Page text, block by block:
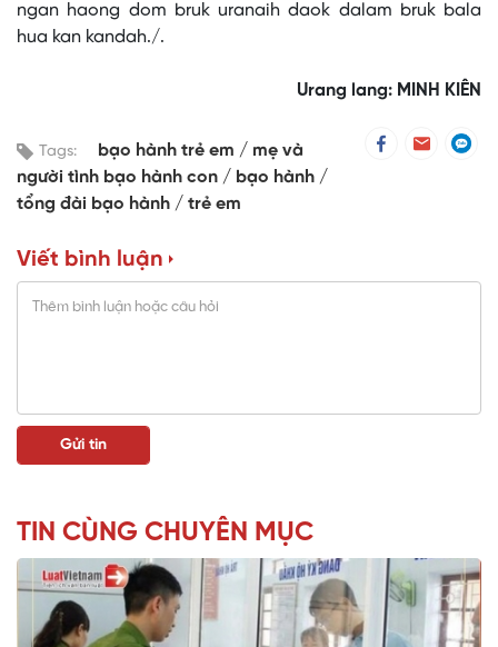
ngan haong dom bruk uranaih daok dalam bruk bala
hua kan kandah./.
Urang lang: MINH KIÊN
Tags: bạo hành trẻ em
mẹ và
người tình bạo hành con
bạo hành
tổng đài bạo hành
trẻ em
Viết bình luận
TIN CÙNG CHUYÊN MỤC